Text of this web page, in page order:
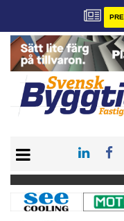
PRENUMERERA
VÅRA ANDRA